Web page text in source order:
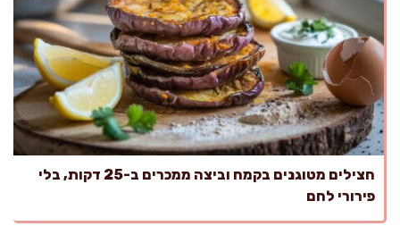
חצילים מטוגנים בקמח וביצה ממכרים ב-25 דקות, בלי
פירורי לחם